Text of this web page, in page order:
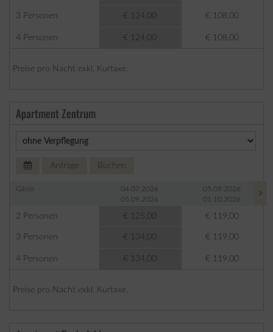
3 Personen
4 Personen
€ 124,00
€ 124,00
€ 108,00
€ 108,00
Preise pro Nacht exkl. Kurtaxe.
Apartment Zentrum
Anfrage Buchen
Gäste
2 Personen
3 Personen
4 Personen
04.07.2026
05.09.2026
€ 125,00
€ 134,00
€ 134,00
05.09.2026
01.10.2026
€ 119,00
€ 119,00
€ 119,00
Preise pro Nacht exkl. Kurtaxe.